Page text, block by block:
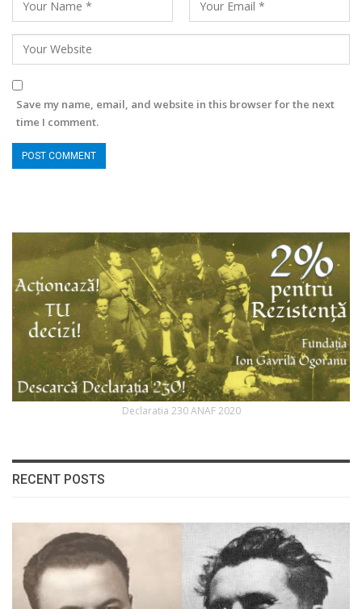
Save my name, email, and website in this browser for the next
time I comment.
Declaratia 230 ANAF 2020
RECENT POSTS